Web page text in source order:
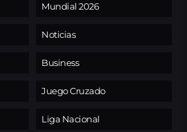
Mundial 2026
Noticias
Business
Juego Cruzado
Liga Nacional